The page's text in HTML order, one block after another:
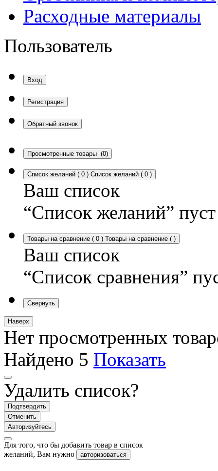
Расходные материалы
Пользователь
Вход
Регистрация
Обратный звонок
Просмотренные товары (0)
Список желаний ( 0 ) Список желаний ( 0 )
Ваш список
“Список желаний” пуст
Товары на сравнение ( 0 ) Товары на сравнение ( )
Ваш список
“Список сравнения”
Свернуть
Наверх
Нет просмотренных
Найдено 5 Показать
Удалить список?
Подтвердить
Отменить
Авторизуйтесь
Для того, что бы добавить товар в список
желаний, Вам нужно
авторизоваться